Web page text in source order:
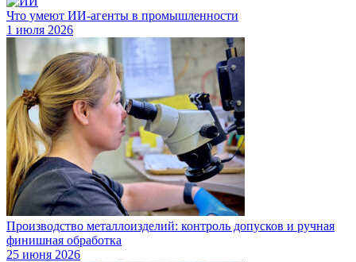
Что умеют ИИ-агенты в промышленности
1 июля 2026
Производство металлоизделий: контроль допусков и ручная
финишная обработка
25 июня 2026